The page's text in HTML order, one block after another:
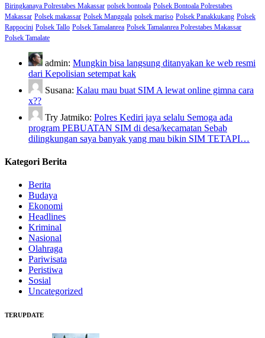
Biringkanaya Polrestabes Makassar polsek bontoala Polsek Bontoala Polrestabes
Makassar Polsek makassar Polsek Manggala polsek mariso Polsek Panakkukang Polsek
Rappocini Polsek Tallo Polsek Tamalanrea Polsek Tamalanrea Polrestabes Makassar
Polsek Tamalate
admin: Mungkin bisa langsung ditanyakan ke web resmi
dari Kepolisian setempat kak
Susana: Kalau mau buat SIM A lewat online gimna cara
x??
Try Jatmiko: Polres Kediri jaya selalu Semoga ada
program PEBUATAN SIM di desa/kecamatan Sebab
dilingkungan saya banyak yang mau bikin SIM TETAPI…
Kategori Berita
Berita
Budaya
Ekonomi
Headlines
Kriminal
Nasional
Olahraga
Pariwisata
Peristiwa
Sosial
Uncategorized
TERUPDATE